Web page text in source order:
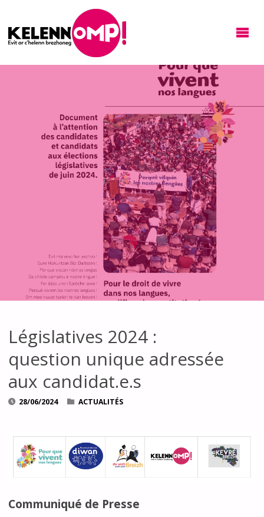
Législatives 2024 :
question unique adressée
aux candidat.e.s
28/06/2024 ACTUALITÉS
Communiqué de Presse